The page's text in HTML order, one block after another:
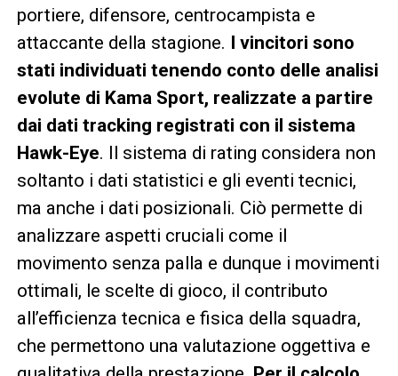
portiere, difensore, centrocampista e
attaccante della stagione. I vincitori sono
stati individuati tenendo conto delle analisi
evolute di Kama Sport, realizzate a partire
dai dati tracking registrati con il sistema
Hawk-Eye. Il sistema di rating considera non
soltanto i dati statistici e gli eventi tecnici,
ma anche i dati posizionali. Ciò permette di
analizzare aspetti cruciali come il
movimento senza palla e dunque i movimenti
ottimali, le scelte di gioco, il contributo
all’efficienza tecnica e fisica della squadra,
che permettono una valutazione oggettiva e